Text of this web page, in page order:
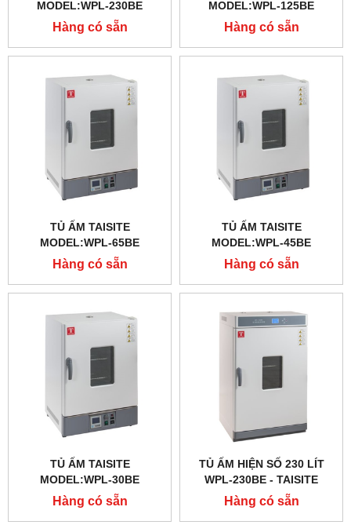
MODEL:WPL-230BE
Hàng có sẵn
MODEL:WPL-125BE
Hàng có sẵn
TỦ ẤM TAISITE
MODEL:WPL-65BE
Hàng có sẵn
TỦ ẤM TAISITE
MODEL:WPL-45BE
Hàng có sẵn
TỦ ẤM TAISITE
MODEL:WPL-30BE
Hàng có sẵn
TỦ ẤM HIỆN SỐ 230 LÍT
WPL-230BE - TAISITE
Hàng có sẵn